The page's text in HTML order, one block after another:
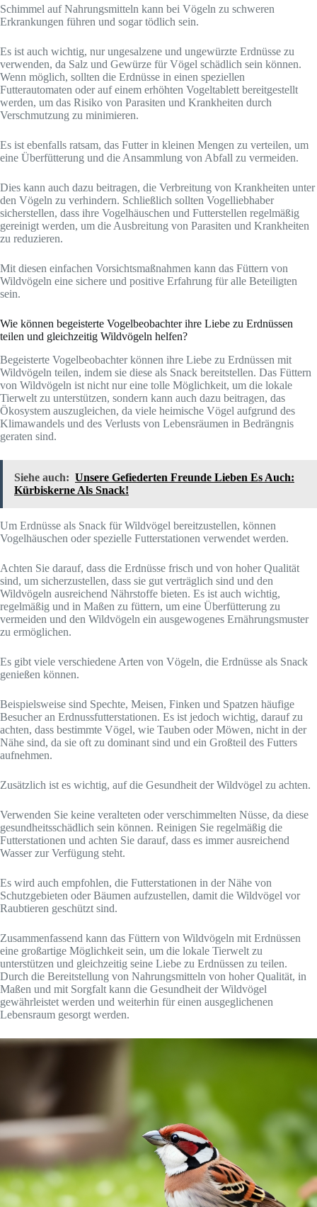
Schimmel auf Nahrungsmitteln kann bei Vögeln zu schweren
Erkrankungen führen und sogar tödlich sein.
Es ist auch wichtig, nur ungesalzene und ungewürzte Erdnüsse zu
verwenden, da Salz und Gewürze für Vögel schädlich sein können.
Wenn möglich, sollten die Erdnüsse in einen speziellen
Futterautomaten oder auf einem erhöhten Vogeltablett bereitgestellt
werden, um das Risiko von Parasiten und Krankheiten durch
Verschmutzung zu minimieren.
Es ist ebenfalls ratsam, das Futter in kleinen Mengen zu verteilen, um
eine Überfütterung und die Ansammlung von Abfall zu vermeiden.
Dies kann auch dazu beitragen, die Verbreitung von Krankheiten unter
den Vögeln zu verhindern. Schließlich sollten Vogelliebhaber
sicherstellen, dass ihre Vogelhäuschen und Futterstellen regelmäßig
gereinigt werden, um die Ausbreitung von Parasiten und Krankheiten
zu reduzieren.
Mit diesen einfachen Vorsichtsmaßnahmen kann das Füttern von
Wildvögeln eine sichere und positive Erfahrung für alle Beteiligten
sein.
Wie können begeisterte Vogelbeobachter ihre Liebe zu Erdnüssen
teilen und gleichzeitig Wildvögeln helfen?
Begeisterte Vogelbeobachter können ihre Liebe zu Erdnüssen mit
Wildvögeln teilen, indem sie diese als Snack bereitstellen. Das Füttern
von Wildvögeln ist nicht nur eine tolle Möglichkeit, um die lokale
Tierwelt zu unterstützen, sondern kann auch dazu beitragen, das
Ökosystem auszugleichen, da viele heimische Vögel aufgrund des
Klimawandels und des Verlusts von Lebensräumen in Bedrängnis
geraten sind.
Siehe auch: Unsere Gefiederten Freunde Lieben Es Auch:
Kürbiskerne Als Snack!
Um Erdnüsse als Snack für Wildvögel bereitzustellen, können
Vogelhäuschen oder spezielle Futterstationen verwendet werden.
Achten Sie darauf, dass die Erdnüsse frisch und von hoher Qualität
sind, um sicherzustellen, dass sie gut verträglich sind und den
Wildvögeln ausreichend Nährstoffe bieten. Es ist auch wichtig,
regelmäßig und in Maßen zu füttern, um eine Überfütterung zu
vermeiden und den Wildvögeln ein ausgewogenes Ernährungsmuster
zu ermöglichen.
Es gibt viele verschiedene Arten von Vögeln, die Erdnüsse als Snack
genießen können.
Beispielsweise sind Spechte, Meisen, Finken und Spatzen häufige
Besucher an Erdnussfutterstationen. Es ist jedoch wichtig, darauf zu
achten, dass bestimmte Vögel, wie Tauben oder Möwen, nicht in der
Nähe sind, da sie oft zu dominant sind und ein Großteil des Futters
aufnehmen.
Zusätzlich ist es wichtig, auf die Gesundheit der Wildvögel zu achten.
Verwenden Sie keine veralteten oder verschimmelten Nüsse, da diese
gesundheitsschädlich sein können. Reinigen Sie regelmäßig die
Futterstationen und achten Sie darauf, dass es immer ausreichend
Wasser zur Verfügung steht.
Es wird auch empfohlen, die Futterstationen in der Nähe von
Schutzgebieten oder Bäumen aufzustellen, damit die Wildvögel vor
Raubtieren geschützt sind.
Zusammenfassend kann das Füttern von Wildvögeln mit Erdnüssen
eine großartige Möglichkeit sein, um die lokale Tierwelt zu
unterstützen und gleichzeitig seine Liebe zu Erdnüssen zu teilen.
Durch die Bereitstellung von Nahrungsmitteln von hoher Qualität, in
Maßen und mit Sorgfalt kann die Gesundheit der Wildvögel
gewährleistet werden und weiterhin für einen ausgeglichenen
Lebensraum gesorgt werden.